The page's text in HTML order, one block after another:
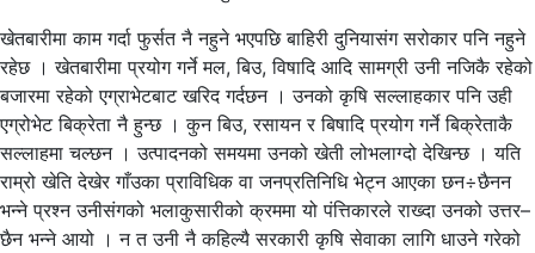
खेतबारीमा काम गर्दा फुर्सत नै नहुने भएपछि बाहिरी दुनियासंग सरोकार पनि नहुने
रहेछ । खेतबारीमा प्रयोग गर्ने मल, बिउ, विषादि आदि सामग्री उनी नजिकै रहेको
बजारमा रहेको एग्राभेटबाट खरिद गर्दछन । उनको कृषि सल्लाहकार पनि उही
एग्रोभेट बिक्रेता नै हुन्छ । कुन बिउ, रसायन र बिषादि प्रयोग गर्ने बिक्रेताकै
सल्लाहमा चल्छन । उत्पादनको समयमा उनको खेती लोभलाग्दो देखिन्छ । यति
राम्रो खेति देखेर गाँउका प्राविधिक वा जनप्रतिनिधि भेट्न आएका छन÷छैनन
भन्ने प्रश्न उनीसंगको भलाकुसारीको क्रममा यो पंत्तिकारले राख्दा उनको उत्तर–
छैन भन्ने आयो । न त उनी नै कहिल्यै सरकारी कृषि सेवाका लागि धाउने गरेको